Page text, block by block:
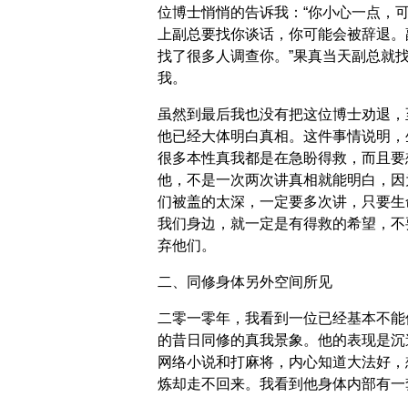
位博士悄悄的告诉我：“你小心一点，
上副总要找你谈话，你可能会被辞退
找了很多人调查你。”果真当天副总就
我。
虽然到最后我也没有把这位博士劝退
他已经大体明白真相。这件事情说明，
很多本性真我都是在急盼得救，而且要
他，不是一次两次讲真相就能明白，因
们被盖的太深，一定要多次讲，只要生
我们身边，就一定是有得救的希望，不
弃他们。
二、同修身体另外空间所见
二零一零年，我看到一位已经基本不
的昔日同修的真我景象。他的表现是沉
网络小说和打麻将，内心知道大法好
炼却走不回来。我看到他身体内部有一